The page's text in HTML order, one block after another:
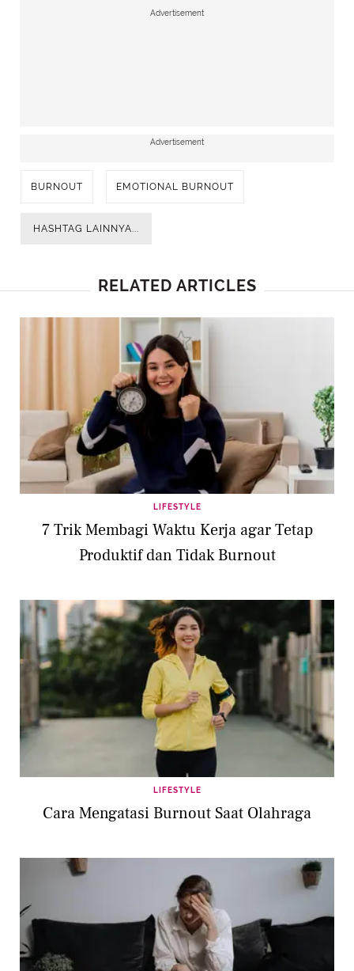
Advertisement
Advertisement
BURNOUT EMOTIONAL BURNOUT
HASHTAG LAINNYA...
RELATED ARTICLES
LIFESTYLE
7 Trik Membagi Waktu Kerja agar Tetap
Produktif dan Tidak Burnout
LIFESTYLE
Cara Mengatasi Burnout Saat Olahraga